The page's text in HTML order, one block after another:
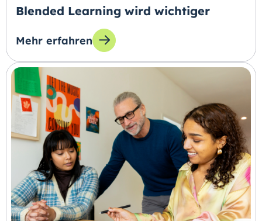
Blended Learning wird wichtiger
Mehr erfahren
zum Thema: Blended Learning wird wichtiger